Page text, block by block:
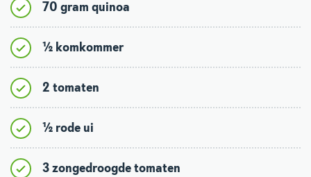
70 gram quinoa
½ komkommer
2 tomaten
½ rode ui
3 zongedroogde tomaten